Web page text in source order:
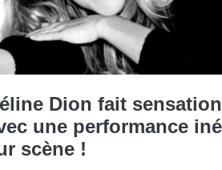
Dion fait sensation
une performance
scène !